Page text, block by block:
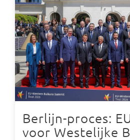
Berlijn-proces:
voor Westelijke